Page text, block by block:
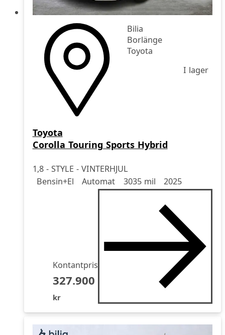
Bilia
Borlänge
Toyota
I lager
Toyota
Corolla Touring Sports Hybrid
1,8 - STYLE - VINTERHJUL
Drivmedel
Bensin+El
Drivmedel Automat
Miltal 3035 mil
årsmodell 2025
Kontantpris
327.900
kr